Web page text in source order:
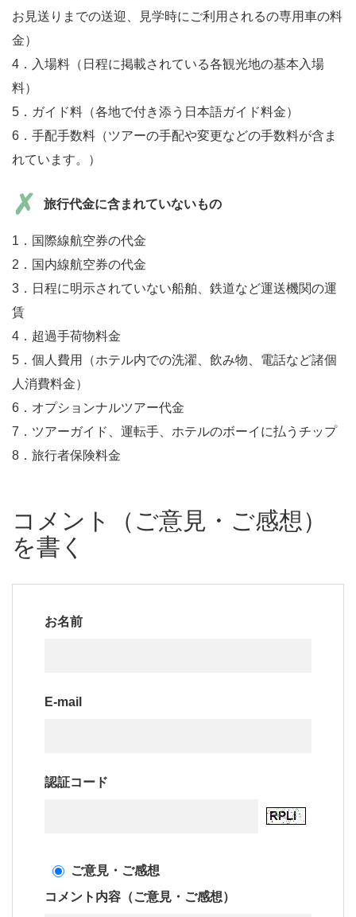
お見送りまでの送迎、見学時にご利用されるの専用車の料
金）
4．入場料（日程に掲載されている各観光地の基本入場
料）
5．ガイド料（各地で付き添う日本語ガイド料金）
6．手配手数料（ツアーの手配や変更などの手数料が含ま
れています。）
旅行代金に含まれていないもの
1．国際線航空券の代金
2．国内線航空券の代金
3．日程に明示されていない船舶、鉄道など運送機関の運
賃
4．超過手荷物料金
5．個人費用（ホテル内での洗濯、飲み物、電話など諸個
人消費料金）
6．オプションナルツアー代金
7．ツアーガイド、運転手、ホテルのボーイに払うチップ
8．旅行者保険料金
コメント（ご意見・ご感想）
を書く
お名前
E-mail
認証コード
ご意見・ご感想
コメント内容（ご意見・ご感想）